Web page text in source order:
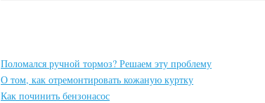
Поломался ручной тормоз? Решаем эту проблему
О том, как отремонтировать кожаную куртку
Как починить бензонасос